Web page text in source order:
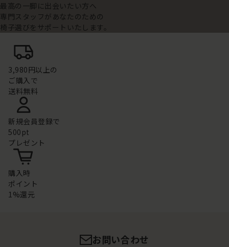
最高の一脚に出会いたい方へ
専門スタッフがあなたのための
椅子選びをサポートいたします。
3,980円以上の
ご購入で
送料無料
新規会員登録で
500pt
プレゼント
購入時
ポイント
1%還元
お問い合わせ